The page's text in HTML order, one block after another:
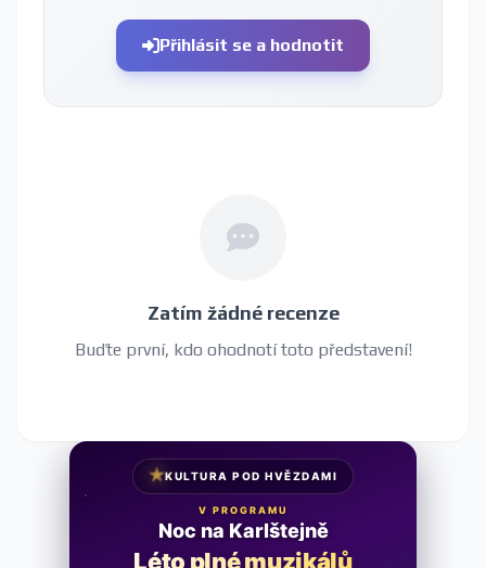
Přihlásit se a hodnotit
Zatím žádné recenze
Buďte první, kdo ohodnotí toto představení!
★KULTURA POD HVĚZDAMI
V PROGRAMU
Noc na Karlštejně
Léto plné muzikálů